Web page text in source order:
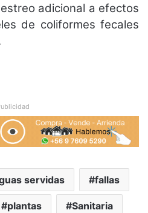
adicional a efectos
de coliformes fecales
servidas fallas
plantas Sanitaria